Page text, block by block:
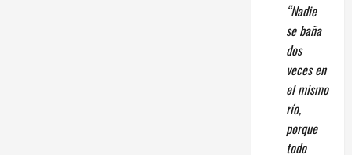
“Nadie
se baña
dos
veces en
el mismo
río,
porque
todo